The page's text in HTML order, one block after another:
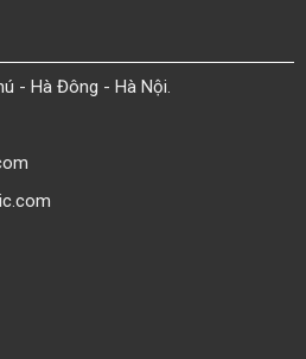
- Hà Đông - Hà Nội.